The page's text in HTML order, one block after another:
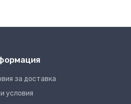
за доставка
условия